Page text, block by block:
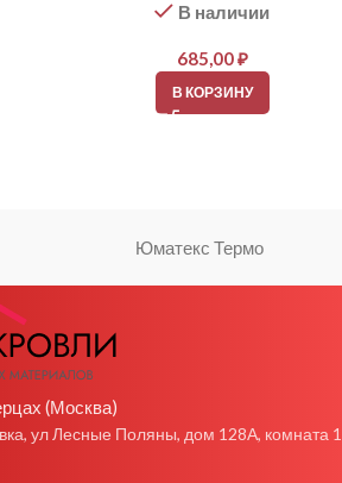
В наличии
685,00₽
В КОРЗИНУ
Юматекс Термо
(Москва)
ул Лесные Поляны, дом 128А, комната 1